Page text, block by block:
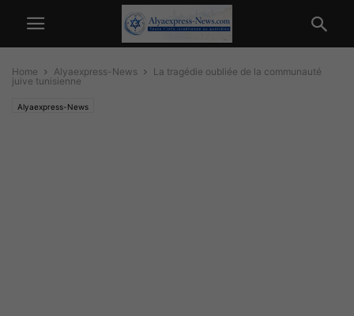
Home Alyaexpress-News
La tragédie oubliée de la communauté
juive tunisienne
Alyaexpress-News